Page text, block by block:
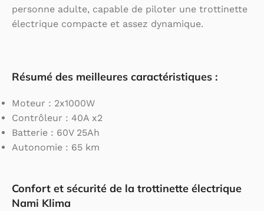
personne adulte, capable de piloter une trottinette
électrique compacte et assez dynamique.
Résumé des meilleures caractéristiques :
Moteur : 2x1000W
Contrôleur : 40A x2
Batterie : 60V 25Ah
Autonomie : 65 km
Confort et sécurité de la trottinette électrique
Nami Klima